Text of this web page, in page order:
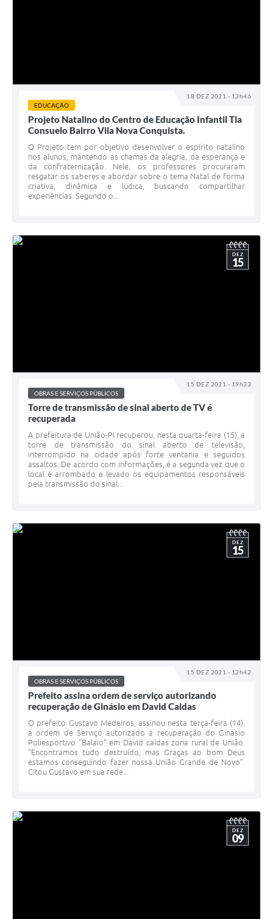
18 DEZ 2021 - 13h46
EDUCAÇÃO
Projeto Natalino do Centro de Educação Infantil Tia
Consuelo Bairro Vila Nova Conquista.
O Projeto tem por objetivo desenvolver o espírito natalino
nos alunos, mantendo as chamas da alegria, da esperança e
da confraternização. Nele, os professores procuraram
resgatar os saberes e abordar sobre o tema Natal de forma
criativa, dinâmica e lúdica, buscando compartilhar
experiências. Segundo o...
15 DEZ 2021 - 19h33
DEZ
15
OBRAS E SERVIÇOS PÚBLICOS
Torre de transmissão de sinal aberto de TV é
recuperada
A prefeitura de União-PI recuperou, nesta quarta-feira (15), a
torre de transmissão do sinal aberto de televisão,
interrompido na cidade após forte ventania e seguidos
assaltos. De acordo com informações, é a segunda vez que o
local é arrombado e levado os equipamentos responsáveis
pela transmissão do sinal...
15 DEZ 2021 - 12h42
DEZ
15
OBRAS E SERVIÇOS PÚBLICOS
Prefeito assina ordem de serviço autorizando
recuperação de Ginásio em David Caldas
O prefeito Gustavo Medeiros, assinou nesta terça-feira (14),
a ordem de Serviço autorizado a recuperação do Ginásio
Poliesportivo “Balaio” em David caldas zona rural de União.
“Encontramos tudo destruído, mas Graças ao bom Deus
estamos conseguindo fazer nossa União Grande de Novo”.
Citou Gustavo em sua rede...
DEZ
09